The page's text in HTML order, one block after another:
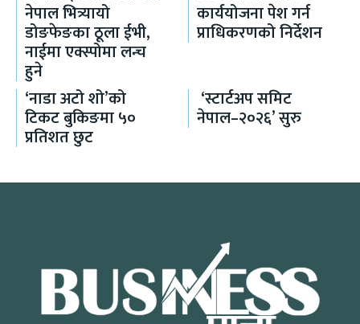
नेपाल भित्र्यायो
डोङफेङका ठूला ईभी,
नाईमा एक्स्पोमा लन्च
हुने
कार्ययोजना पेश गर्न
प्राधिकरणको निर्देशन
‘नाडा अटो शो’को
टिकट बुकिङमा ५०
प्रतिशत छुट
‘स्टार्टअप समिट
नेपाल–२०२६’ सुरु